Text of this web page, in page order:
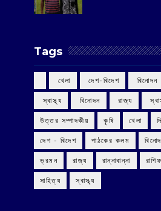
Tags
‌ খেলা ‌ দেশ-বিদেশ ‌ বিনোদন
‌ স্বাস্থ্য ‌ বিনোদন ‌ রাজ্য
উত্তর সম্পাদকীয় কৃষি খেলা
দেশ - বিদেশ পাঠকের কলম
ভ্রমন রাজ্য রান্নাবান্না
সাহিত্য স্বাস্থ্য